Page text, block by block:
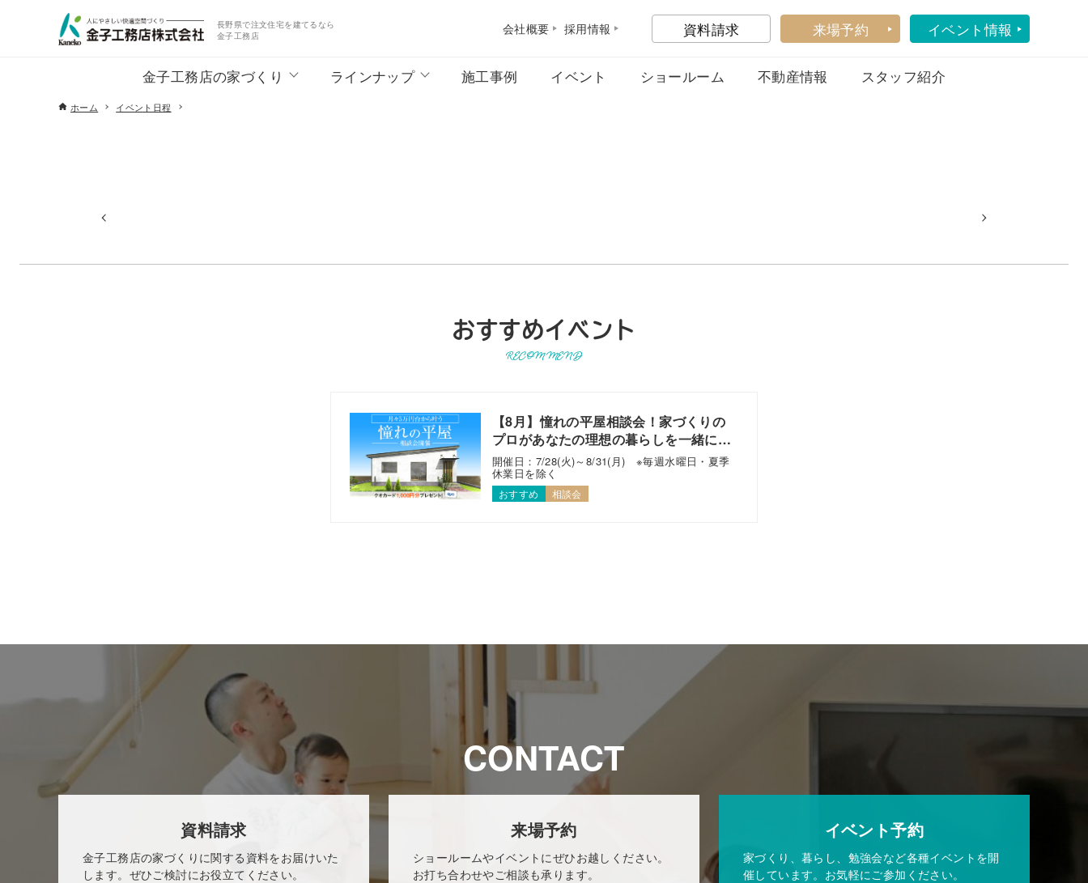
長野県で注文住宅を建てるなら
金子工務店
会社概要 採用情報 資料請求 来場予約 イベント情報
金子工務店の家づくり ラインナップ 施工事例 イベント ショールーム 不動産情報 スタッフ紹介
ホーム イベント日程
おすすめイベント
RECOMMEND
【8月】憧れの平屋相談会！家づくりの
プロがあなたの理想の暮らしを一緒に考
えます！
開催日：7/28(火)～8/31(月) ※毎週水曜日・夏季
休業日を除く
おすすめ 相談会
CONTACT
資料請求
金子工務店の家づくりに関する資料をお届けいた
します。ぜひご検討にお役立てください。
来場予約
ショールームやイベントにぜひお越しください。
お打ち合わせやご相談も承ります。
イベント予約
家づくり、暮らし、勉強会など各種イベントを開
催しています。お気軽にご参加ください。